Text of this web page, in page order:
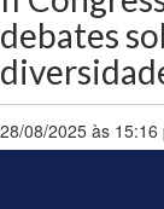
debates
28/08/2025 às